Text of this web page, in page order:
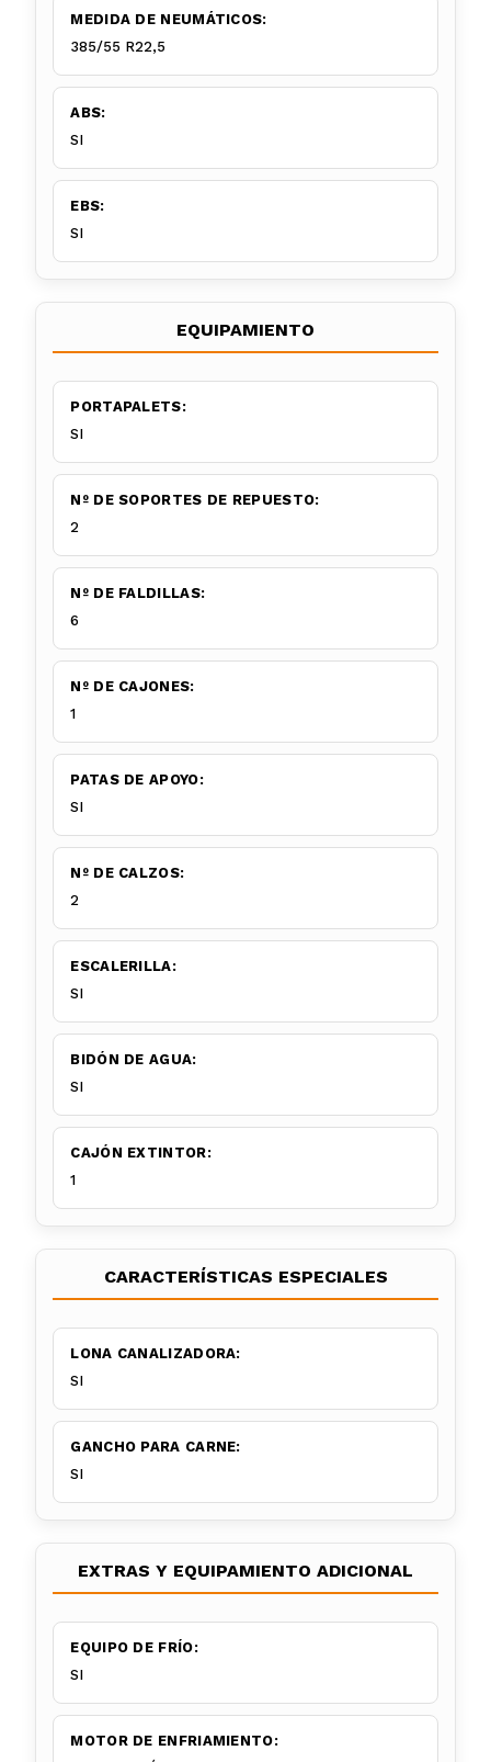
MEDIDA DE NEUMÁTICOS:
385/55 R22,5
ABS:
SI
EBS:
SI
EQUIPAMIENTO
PORTAPALETS:
SI
Nº DE SOPORTES DE REPUESTO:
2
Nº DE FALDILLAS:
6
Nº DE CAJONES:
1
PATAS DE APOYO:
SI
Nº DE CALZOS:
2
ESCALERILLA:
SI
BIDÓN DE AGUA:
SI
CAJÓN EXTINTOR:
1
CARACTERÍSTICAS ESPECIALES
LONA CANALIZADORA:
SI
GANCHO PARA CARNE:
SI
EXTRAS Y EQUIPAMIENTO ADICIONAL
EQUIPO DE FRÍO:
SI
MOTOR DE ENFRIAMIENTO: